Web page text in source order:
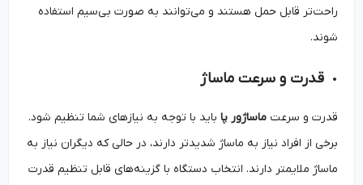
راحت‌تر قابل حمل هستند و می‌توانند به صورت بی‌سیم استفاده
شوند.
قدرت و سرعت ماساژ
قدرت و سرعتماساژور پاباید با توجه به نیازهای شما تنظیم شود.
برخی از افراد نیاز به ماساژ شدیدتر دارند، در حالی که دیگران نیاز به
ماساژ ملایمتر دارند. انتخاب دستگاه با گزینه‌های قابل تنظیم قدرت